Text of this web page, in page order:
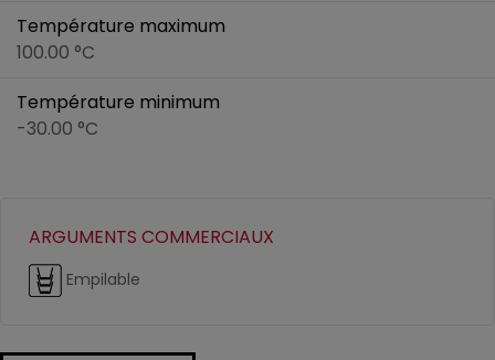
Température maximum
100.00 °C
Température minimum
-30.00 °C
ARGUMENTS COMMERCIAUX
Empilable